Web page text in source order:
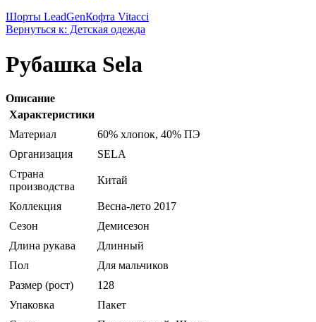
Шорты LeadGenКофта Vitacci
Вернуться к: Детская одежда
Рубашка Sela
Описание
Характеристики
Материал
60% хлопок, 40% ПЭ
Организация
SELA
Страна
производства
Китай
Коллекция
Весна-лето 2017
Сезон
Демисезон
Длина рукава
Длинный
Пол
Для мальчиков
Размер (рост)
128
Упаковка
Пакет